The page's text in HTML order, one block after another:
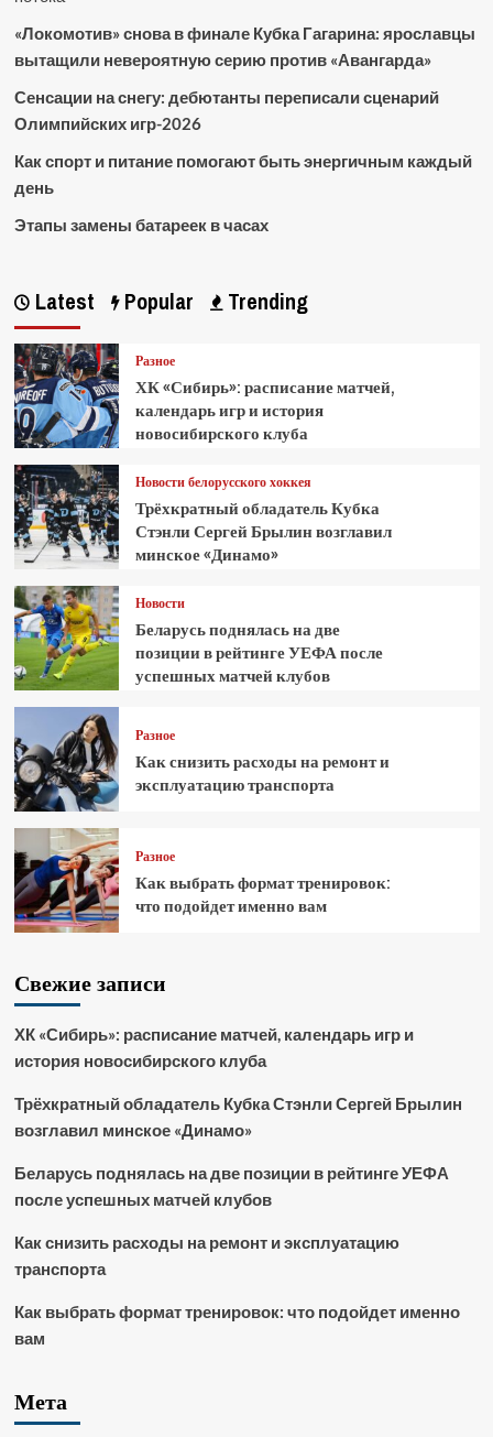
«Локомотив» снова в финале Кубка Гагарина: ярославцы
вытащили невероятную серию против «Авангарда»
Сенсации на снегу: дебютанты переписали сценарий
Олимпийских игр-2026
Как спорт и питание помогают быть энергичным каждый
день
Этапы замены батареек в часах
Latest Popular Trending
Разное
ХК «Сибирь»: расписание матчей,
календарь игр и история
новосибирского клуба
Новости белорусского хоккея
Трёхкратный обладатель Кубка
Стэнли Сергей Брылин возглавил
минское «Динамо»
Новости
Беларусь поднялась на две
позиции в рейтинге УЕФА после
успешных матчей клубов
Разное
Как снизить расходы на ремонт и
эксплуатацию транспорта
Разное
Как выбрать формат тренировок:
что подойдет именно вам
Свежие записи
ХК «Сибирь»: расписание матчей, календарь игр и
история новосибирского клуба
Трёхкратный обладатель Кубка Стэнли Сергей Брылин
возглавил минское «Динамо»
Беларусь поднялась на две позиции в рейтинге УЕФА
после успешных матчей клубов
Как снизить расходы на ремонт и эксплуатацию
транспорта
Как выбрать формат тренировок: что подойдет именно
вам
Мета